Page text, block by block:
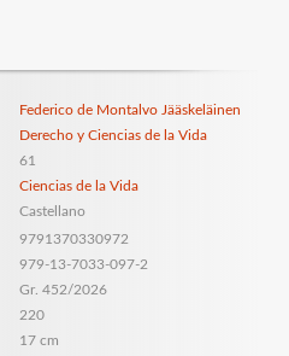
Federico de Montalvo Jääskeläinen
Derecho y Ciencias de la Vida
61
Ciencias de la Vida
Castellano
9791370330972
979-13-7033-097-2
Gr. 452/2026
220
17 cm